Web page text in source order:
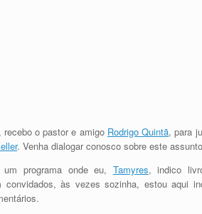
, recebo o pastor e amigo Rodrigo Quintã, para
. Venha dialogar conosco sobre este
programa onde eu, Tamyres, indico
convidados, às vezes sozinha, estou aqui